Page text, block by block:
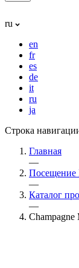
ru
en
fr
es
de
it
ru
ja
Строка
Главная
—
—
Каталог
—
Champagne